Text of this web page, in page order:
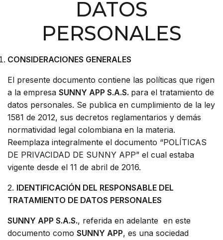
DATOS
PERSONALES
CONSIDERACIONES GENERALES
El presente documento contiene las políticas que rigen
a la empresa SUNNY APP S.A.S. para el tratamiento de
datos personales. Se publica en cumplimiento de la ley
1581 de 2012, sus decretos reglamentarios y demás
normatividad legal colombiana en la materia.
Reemplaza integralmente el documento “POLÍTICAS
DE PRIVACIDAD DE SUNNY APP” el cual estaba
vigente desde el 11 de abril de 2016.
2. IDENTIFICACIÓN DEL RESPONSABLE DEL
TRATAMIENTO DE DATOS PERSONALES
SUNNY APP S.A.S., referida en adelante en este
documento como SUNNY APP, es una sociedad